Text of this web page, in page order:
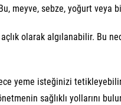
meyve, sebze, yoğurt veya
olarak algılanabilir. Bu
yeme isteğinizi
sağlıklı yollarını